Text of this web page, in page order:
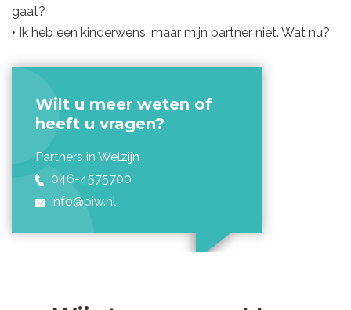
gaat?
• Ik heb een kinderwens, maar mijn partner niet. Wat nu?
Wilt u meer weten of
heeft u vragen?
Partners in Welzijn
046-4575700
info@piw.nl